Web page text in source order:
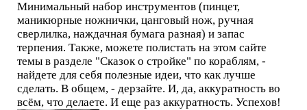
Минимальный набор инструментов (пинцет,
маникюрные ножнички, цанговый нож, ручная
сверлилка, наждачная бумага разная) и запас
терпения. Также, можете полистать на этом сайте
темы в разделе "Сказок о стройке" по кораблям, -
найдете для себя полезные идеи, что как лучше
сделать. В общем, - дерзайте. И, да, аккуратность во
всём, что делаете. И еще раз аккуратность. Успехов!